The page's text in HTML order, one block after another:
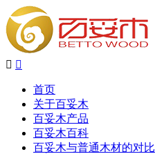
 
首页
关于百妥木
百妥木产品
百妥木百科
百妥木与普通木材的对比